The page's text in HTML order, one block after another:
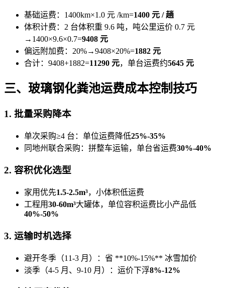
基础运费：1400km×1.0 元 /km=1400 元 / 趟
体积计费：2 台体积重 9.6 吨，吨公里运价 0.7 元
→1400×9.6×0.7=9408 元
偏远附加费：20%→9408×20%=1882 元
合计：9408+1882=11290 元，单台运费约5645 元
三、玻璃钢化粪池运费成本控制技巧
1. 批量采购降本
单次采购≥4 台：单位运费降低25%-35%
同地州联合采购：拼整车运输，单台省运费30%-40%
2. 容积优化选型
家用优先1.5-2.5m³，小体积低运费
工程用30-60m³大罐体，单位容积运费比小产品低
40%-50%
3. 运输时机选择
避开冬季（11-3 月）：省 **10%-15%** 冰雪加价
淡季（4-5 月、9-10 月）：运价下浮8%-12%